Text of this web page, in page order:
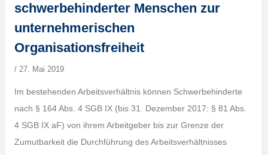
schwerbehinderter Menschen zur
unternehmerischen
Organisationsfreiheit
/ 27. Mai 2019
Im bestehenden Arbeitsverhältnis können Schwerbehinderte
nach § 164 Abs. 4 SGB IX (bis 31. Dezember 2017: § 81 Abs.
4 SGB IX aF) von ihrem Arbeitgeber bis zur Grenze der
Zumutbarkeit die Durchführung des Arbeitsverhältnisses